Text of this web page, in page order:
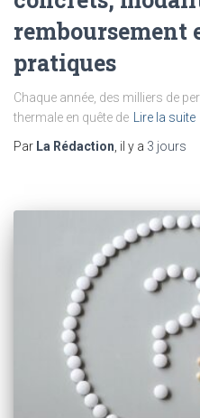
remboursement
pratiques
Chaque année, des milliers de
thermale en quête de
Lire la suite
Par La Rédaction , il y a 3 jours